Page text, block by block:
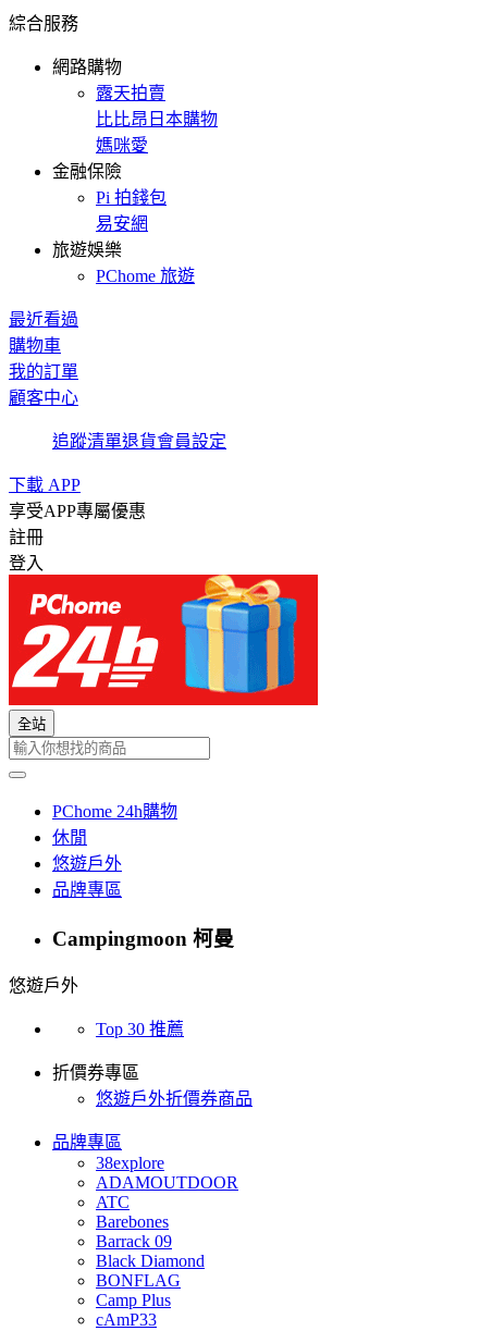
綜合服務
網路購物
露天拍賣
比比昂日本購物
媽咪愛
金融保險
Pi 拍錢包
易安網
旅遊娛樂
PChome 旅遊
最近看過
購物車
我的訂單
顧客中心
追蹤清單退貨會員設定
下載 APP
享受APP專屬優惠
註冊
登入
全站
PChome 24h購物
休閒
悠遊戶外
品牌專區
Campingmoon 柯曼
悠遊戶外
Top 30 推薦
折價券專區
悠遊戶外折價券商品
品牌專區
38explore
ADAMOUTDOOR
ATC
Barebones
Barrack 09
Black Diamond
BONFLAG
Camp Plus
cAmP33